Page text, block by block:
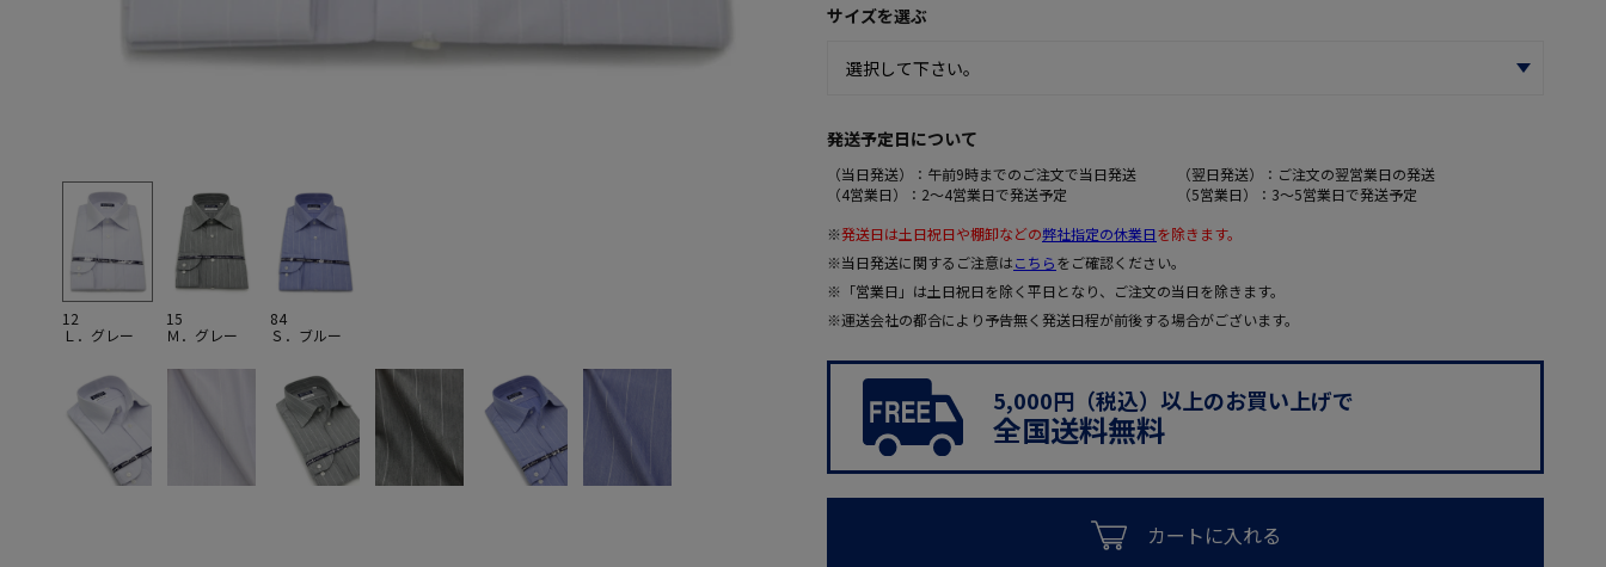
12
Ｌ．グレー
15
Ｍ．グレー
84
Ｓ．ブルー
サイズを選ぶ
発送予定日について
（当日発送）：午前9時までのご注文で当日発送
（翌日発送）：ご注文の翌営業日の発送
（4営業日）：2～4営業日で発送予定
（5営業日）：3～5営業日で発送予定
※発送日は土日祝日や棚卸などの弊社指定の休業日を除きます。
※当日発送に関するご注意はこちらをご確認ください。
※「営業日」は土日祝日を除く平日となり、ご注文の当日を除きます。
※運送会社の都合により予告無く発送日程が前後する場合がございます。
5,000円（税込）以上のお買い上げで
全国送料無料
カートに入れる